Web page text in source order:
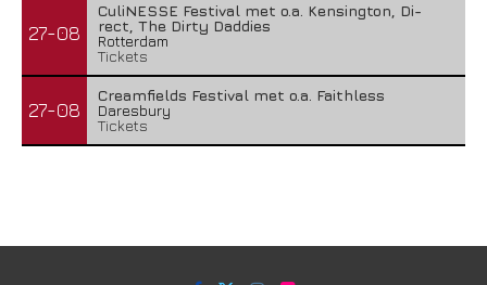
27-08
CuliNESSE Festival met o.a. Kensington, Di-
rect, The Dirty Daddies
Rotterdam
Tickets
27-08
Creamfields Festival met o.a. Faithless
Daresbury
Tickets